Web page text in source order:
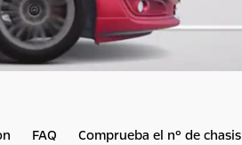
FAQ Comprueba el nº de chasis